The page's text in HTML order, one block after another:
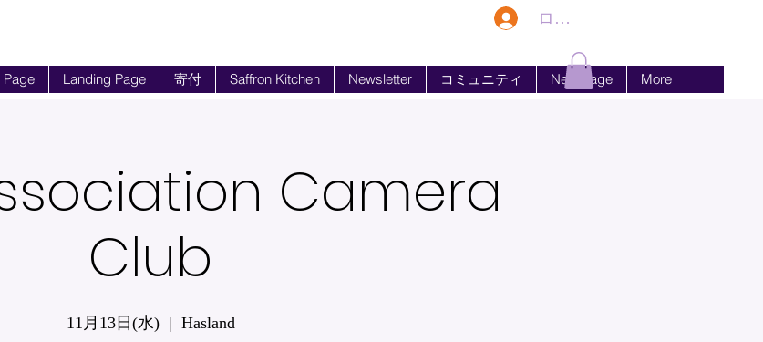
ログイン
Page Landing Page 寄付 Saffron Kitchen Newsletter コミュニティ New Page More
Camera
Club
11月13日(水)
  |
Hasland